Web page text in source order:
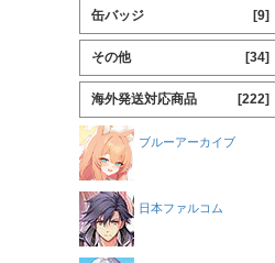
缶バッジ [9]
その他 [34]
海外発送対応商品 [222]
ブルーアーカイブ
日本ファルコム